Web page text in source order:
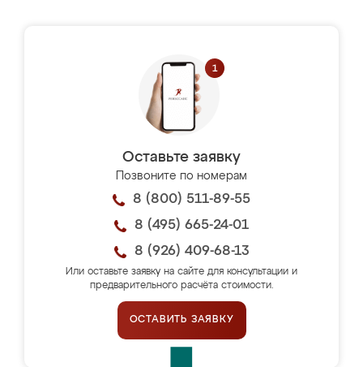
Оставьте заявку
Позвоните по номерам
8 (800) 511-89-55
8 (495) 665-24-01
8 (926) 409-68-13
Или оставьте заявку на сайте для консультации и
предварительного расчёта стоимости.
ОСТАВИТЬ ЗАЯВКУ